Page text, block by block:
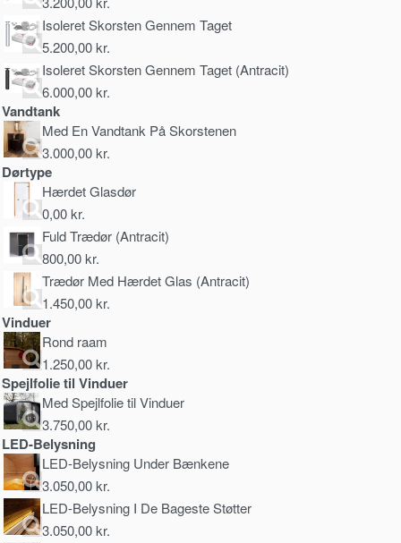
Isoleret Skorsten Gennem Taget
5.200,00kr.
Isoleret Skorsten Gennem Taget (Antracit)
6.000,00kr.
Vandtank
Med En Vandtank På Skorstenen
3.000,00kr.
Dørtype
Hærdet Glasdør
0,00kr.
Fuld Trædør (Antracit)
800,00kr.
Trædør Med Hærdet Glas (Antracit)
1.450,00kr.
Vinduer
Rond raam
1.250,00kr.
Spejlfolie til Vinduer
Med Spejlfolie til Vinduer
3.750,00kr.
LED-Belysning
LED-Belysning Under Bænkene
3.050,00kr.
LED-Belysning I De Bageste Støtter
3.050,00kr.